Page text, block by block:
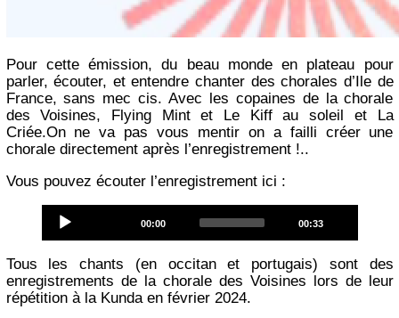
Pour cette émission, du beau monde en plateau pour
parler, écouter, et entendre chanter des chorales d’Ile de
France, sans mec cis. Avec les copaines de la chorale
des Voisines, Flying Mint et Le Kiff au soleil et La
Criée.On ne va pas vous mentir on a failli créer une
chorale directement après l’enregistrement !..
Vous pouvez écouter l’enregistrement ici :
Player
Current
00:00
Total
00:33
Tous les chants (en occitan et portugais) sont des
enregistrements de la chorale des Voisines lors de leur
répétition à la Kunda en février 2024.